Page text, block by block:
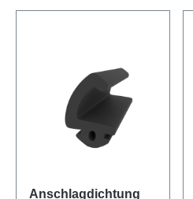
Anschlagdichtung